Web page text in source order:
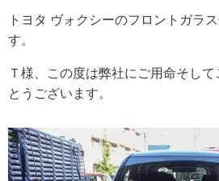
トヨタ ヴォクシーのフロントガラ
す。
Ｔ様、この度は弊社にご用命そし
とうございます。